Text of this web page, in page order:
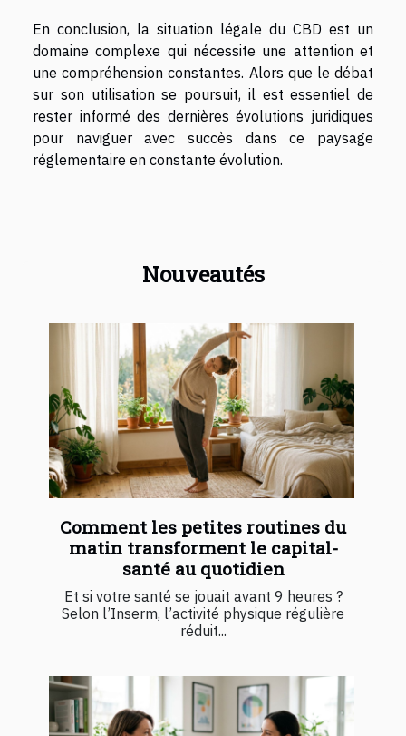
En conclusion, la situation légale du CBD est un
domaine complexe qui nécessite une attention et
une compréhension constantes. Alors que le débat
sur son utilisation se poursuit, il est essentiel de
rester informé des dernières évolutions juridiques
pour naviguer avec succès dans ce paysage
réglementaire en constante évolution.
Nouveautés
Comment les petites routines du
matin transforment le capital-
santé au quotidien
Et si votre santé se jouait avant 9 heures ?
Selon l’Inserm, l’activité physique régulière
réduit...